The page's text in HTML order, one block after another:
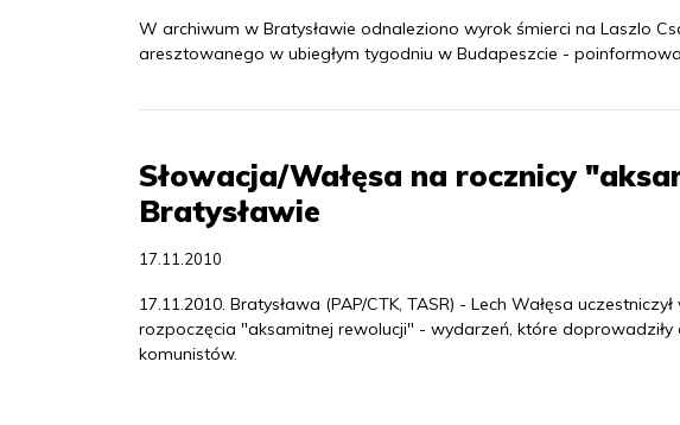
W archiwum w Bratysławie odnaleziono wyrok śmierci na Laszlo
aresztowanego w ubiegłym tygodniu w Budapeszcie -
Słowacja/Wałęsa na rocznicy
Bratysławie
17.11.2010
17.11.2010. Bratysława (PAP/CTK, TASR) - Lech Wałęsa
rozpoczęcia "aksamitnej rewolucji" - wydarzeń, które
komunistów.